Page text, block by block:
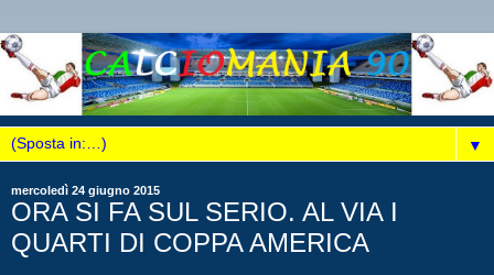
▼
mercoledì 24 giugno 2015
ORA SI FA SUL SERIO. AL VIA I
QUARTI DI COPPA AMERICA